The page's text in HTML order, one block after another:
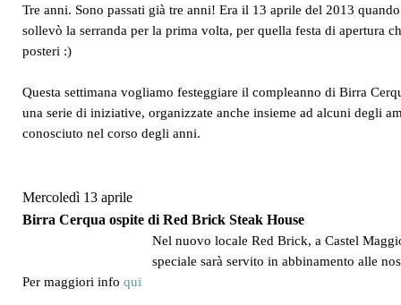
Tre anni. Sono passati già tre anni! Era il 13 aprile del 2013
sollevò la serranda per la prima volta, per quella festa di apertura
posteri :)
Questa settimana vogliamo festeggiare il compleanno di Birra
una serie di iniziative, organizzate anche insieme ad alcuni degli
conosciuto nel corso degli anni.
Mercoledì 13 aprile
Birra Cerqua ospite di Red Brick Steak House
Nel nuovo locale Red Brick, a Castel
speciale sarà servito in abbinamento alle
Per maggiori info qui